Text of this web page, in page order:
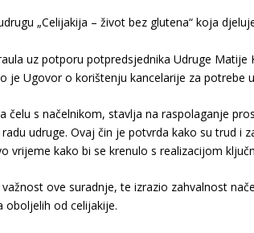
„Celijakija – život bez glutena“ koja
uz potporu potpredsjednika Udruge Matije
je Ugovor o korištenju kancelarije za potrebe
čelu s načelnikom, stavlja na raspolaganje
udruge. Ovaj čin je potvrda kako su trud i
vrijeme kako bi se krenulo s realizacijom
ove suradnje, te izrazio zahvalnost
od celijakije.